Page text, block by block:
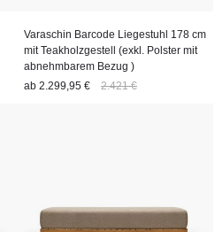
Varaschin Barcode Liegestuhl 178 cm
mit Teakholzgestell (exkl. Polster mit
abnehmbarem Bezug )
ab 2.299,95 € 2.421 €